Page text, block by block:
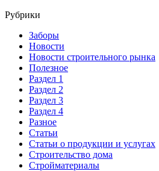
Рубрики
Заборы
Новости
Новости строительного рынка
Полезное
Раздел 1
Раздел 2
Раздел 3
Раздел 4
Разное
Статьи
Статьи o продукции и услугах
Строительство дома
Стройматериалы